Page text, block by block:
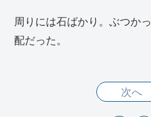
周りには石ばかり。ぶつか
配だった。
次へ